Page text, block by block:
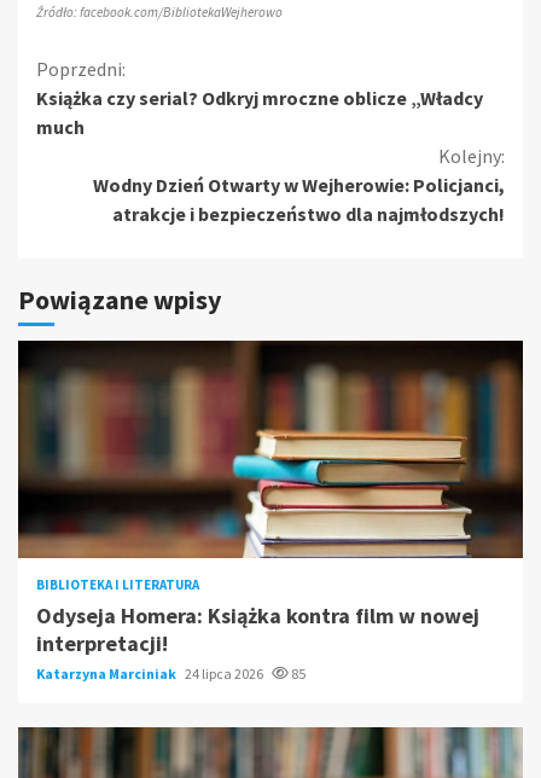
Źródło: facebook.com/BibliotekaWejherowo
Kontynuuj
czytanie
Poprzedni:
Książka czy serial? Odkryj mroczne oblicze „Władcy
much
Kolejny:
Wodny Dzień Otwarty w Wejherowie: Policjanci,
atrakcje i bezpieczeństwo dla najmłodszych!
Powiązane wpisy
BIBLIOTEKA I LITERATURA
Odyseja Homera: Książka kontra film w nowej
interpretacji!
Katarzyna Marciniak 24 lipca 2026 85